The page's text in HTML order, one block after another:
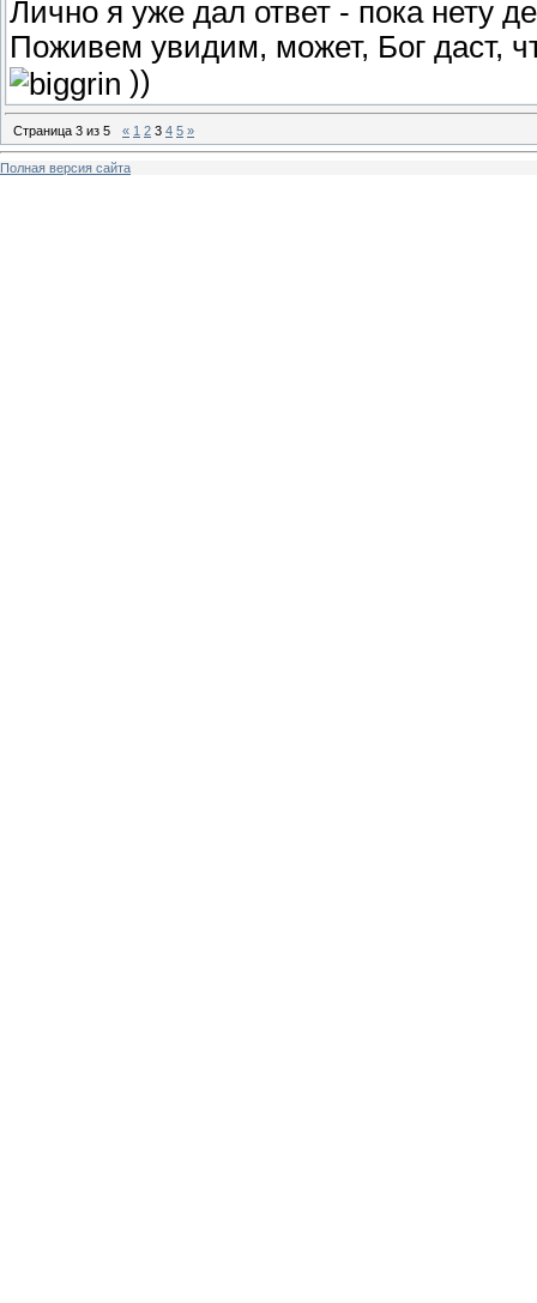
Лично я уже дал ответ - пока нету
Поживем увидим, может, Бог даст,
))
Страница 3 из 5 « 1 2 3 4 5 »
Полная версия сайта